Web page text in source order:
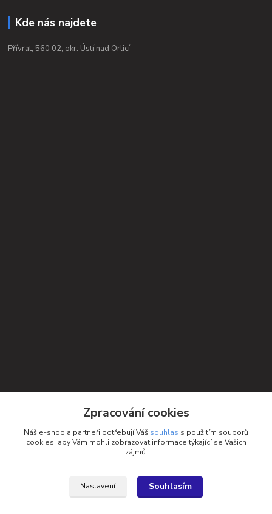
Kde nás najdete
Přívrat, 560 02, okr. Ústí nad Orlicí
+420 732 552 122
Zpracování cookies
Náš e-shop a partneři potřebují Váš souhlas s použitím souborů
cookies, aby Vám mohli zobrazovat informace týkající se Vašich
zájmů.
Nastavení Souhlasím